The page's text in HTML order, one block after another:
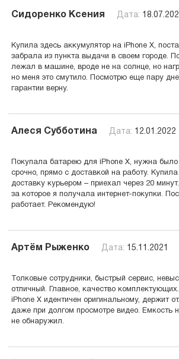
Сидоренко Ксения Дата:
Купила здесь аккумулятор на iPhone X,
забрала из пункта выдачи в своем городе.
лежал в машине, вроде не на солнце, но
но меня это смутило. Посмотрю еще пару
гарантии верну.
Алеся Субботина Дата: 12.01.2022
Покупала батарею для iPhone X, нужна было
срочно, прямо с доставкой на работу.
доставку курьером – приехал через 20
за которое я получала интернет-покупки.
работает. Рекомендую!
Артём Рыженко Дата: 15.11.2021
Толковые сотрудники, быстрый сервис,
отличный. Главное, качество
iPhone X идентичен оригинальному, держит
даже при долгом просмотре видео. Емкость
не обнаружил.